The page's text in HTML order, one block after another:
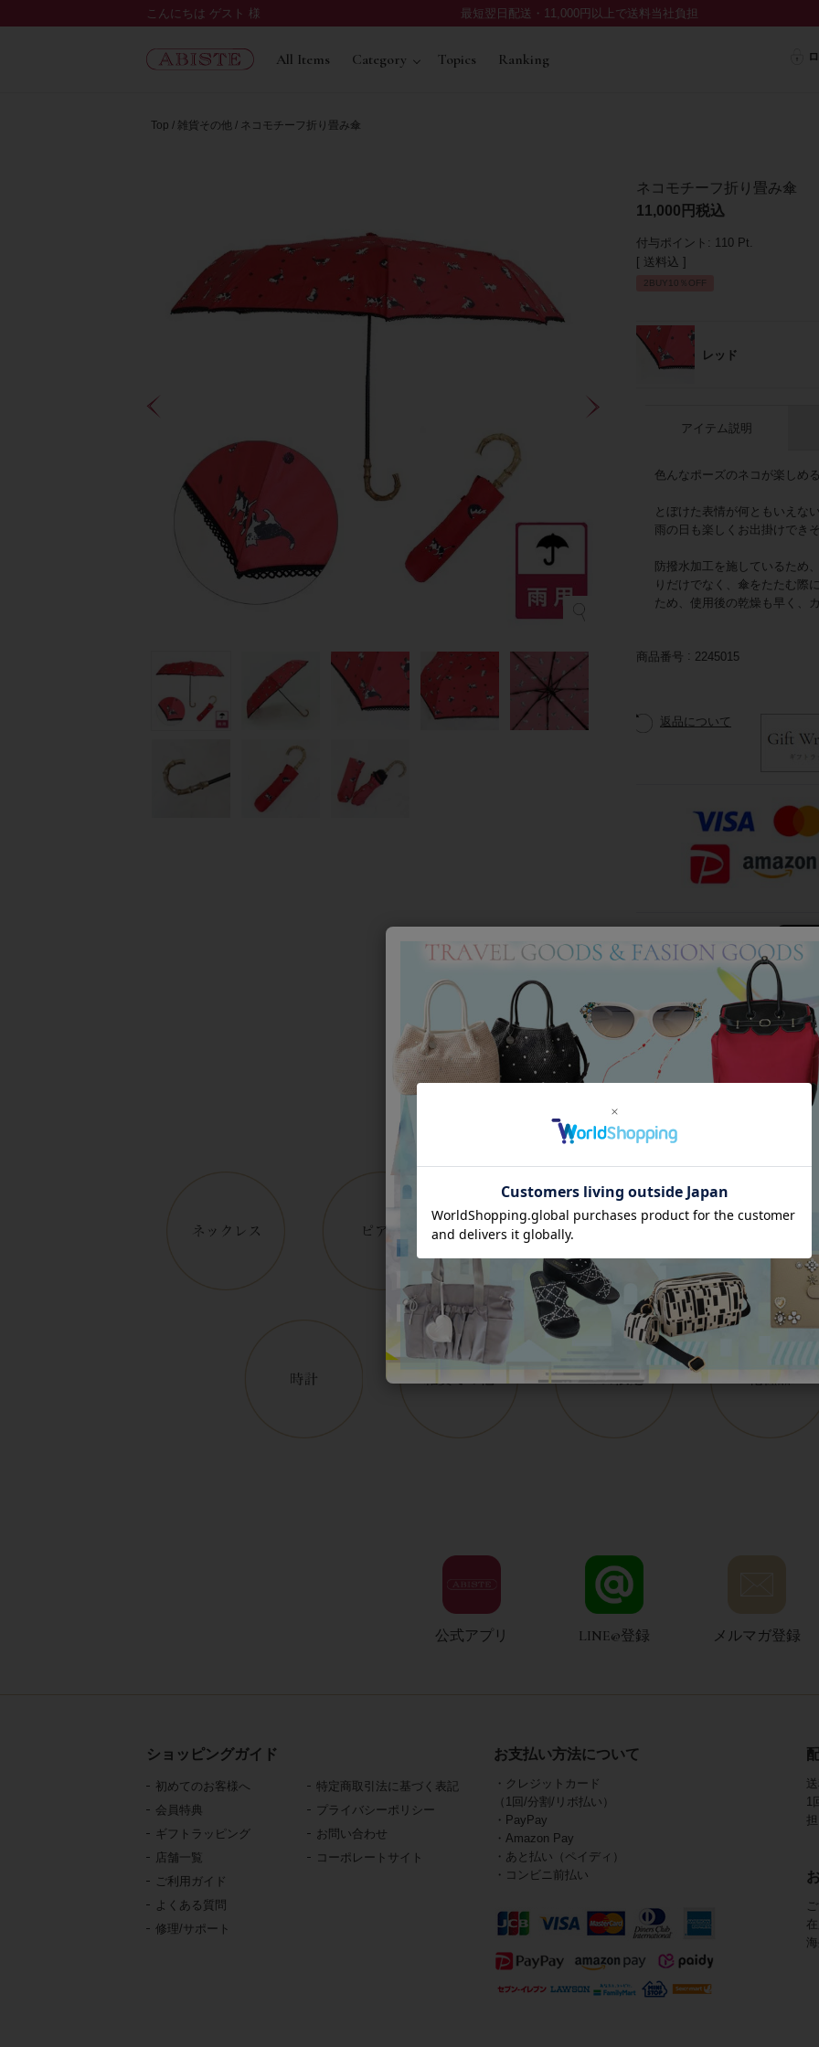
こんにちは ゲスト 様 最短翌日配送・11,000円以上で送料当社負担
All Items Category Topics Ranking
Top 雑貨その他 ネコモチーフ折り畳み傘
ネコモチーフ折り畳み傘
11,000
税込
付与ポイント: 110 Pt.
送料込
2BUY10％OFF
レッド
アイテム説明
色んなポーズのネコが楽しめ
とぼけた表情が何ともいえな
雨の日も楽しくお出掛けでき
防撥水加工を施しているため
りだけでなく、傘をたたむ際
ため、使用後の乾燥も早く、
商品番号 2245015
返品について
Category
アイテムカテゴリー
公式アプリ LINE@登録 メルマガ登録
ショッピングガイド
初めてのお客様へ
会員特典
ギフトラッピング
店舗一覧
ご利用ガイド
よくある質問
修理/サポート
特定商取引法に基づく表記
プライバシーポリシー
お問い合わせ
コーポレートサイト
お支払い方法について
・クレジットカード
（1回/分割/リボ払い）
・PayPay
・Amazon Pay
・あと払い（ペイディ）
・コンビニ前払い
1